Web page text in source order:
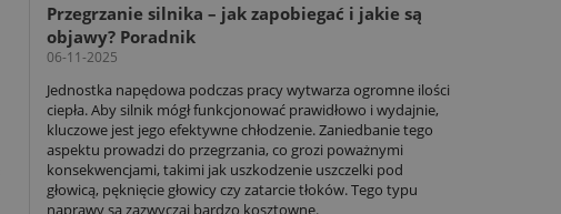
Przegrzanie silnika – jak zapobiegać i jakie są
objawy? Poradnik
06-11-2025
Jednostka napędowa podczas pracy wytwarza ogromne ilości
ciepła. Aby silnik mógł funkcjonować prawidłowo i wydajnie,
kluczowe jest jego efektywne chłodzenie. Zaniedbanie tego
aspektu prowadzi do przegrzania, co grozi poważnymi
konsekwencjami, takimi jak uszkodzenie uszczelki pod
głowicą, pęknięcie głowicy czy zatarcie tłoków. Tego typu
naprawy są zazwyczaj bardzo kosztowne.